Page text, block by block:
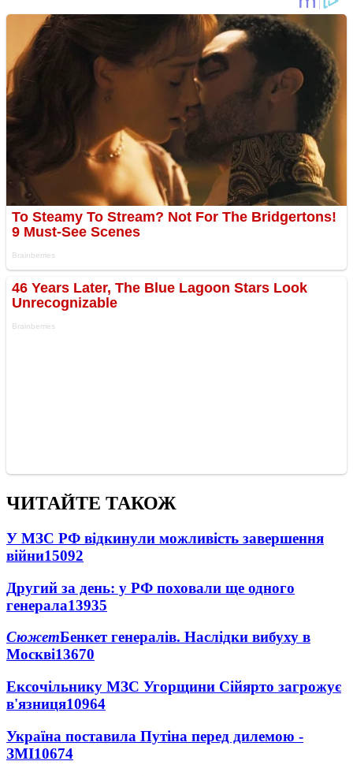
ЧИТАЙТЕ ТАКОЖ
У МЗС РФ відкинули можливість завершення
війни15092
Другий за день: у РФ поховали ще одного
генерала13935
СюжетБенкет генералів. Наслідки вибуху в
Москві13670
Ексочільнику МЗС Угорщини Сійярто загрожує
в'язниця10964
Україна поставила Путіна перед дилемою -
ЗМІ10674